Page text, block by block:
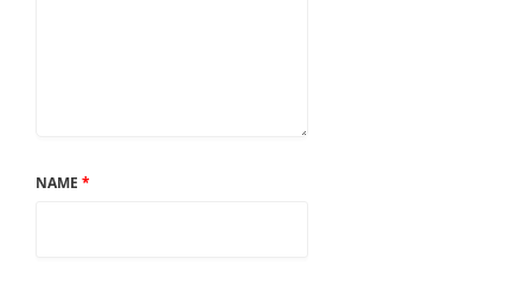
NAME *